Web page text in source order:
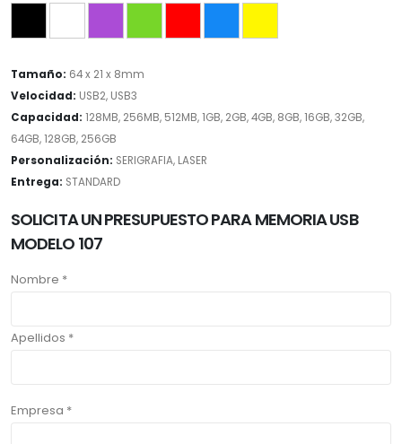
Tamaño: 64 x 21 x 8mm
Velocidad: USB2, USB3
Capacidad: 128MB, 256MB, 512MB, 1GB, 2GB, 4GB, 8GB, 16GB, 32GB,
64GB, 128GB, 256GB
Personalización: SERIGRAFIA, LASER
Entrega: STANDARD
SOLICITA UN PRESUPUESTO PARA MEMORIA USB
MODELO 107
Nombre *
Apellidos *
Empresa *